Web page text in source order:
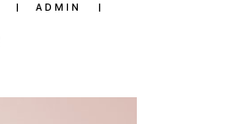
ADMIN